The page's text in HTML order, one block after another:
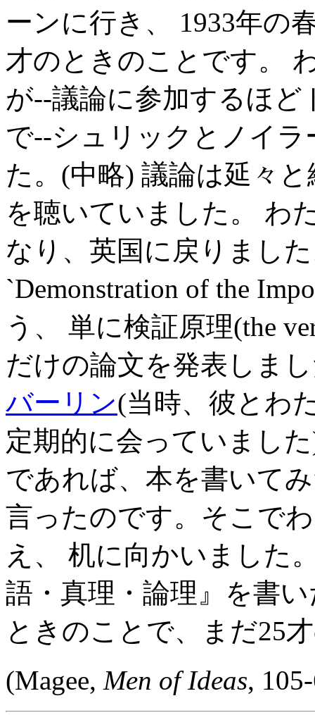
ーンに行き、 1933年の
才のときのことです。
が--議論に参加するほ
で--シュリックとノイ
た。(中略) 議論は延々
を聴いていました。 わ
なり、英国に戻りまし
`Demonstration of the
う、 単に検証原理(the
だけの論文を発表しま
バーリン(当時、彼とわ
定期的に会っていまし
であれば、本を書いて
言ったのです。そこで
え、 机に向かいました
語・真理・論理』を書
ときのことで、まだ25
(Magee, Men of Ideas,